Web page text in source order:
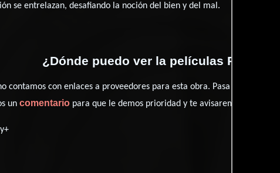
se entrelazan, desafiando la noción del bien y del mal.
¿Dónde puedo ver la películas Paris
contamos con enlaces a proveedores para esta obra. Pasa por nuestro
uncomentario para que le demos prioridad y te avisaremos cuando